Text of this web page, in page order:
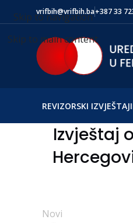
Skip to navigation
Skip to main content
vrifbih@vrifbih.ba+387 33
REVIZORSKI IZVJEŠTAJI
Izvještaj
Novi